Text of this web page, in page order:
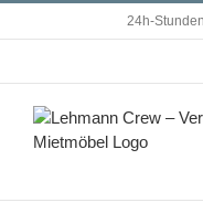
Inhalt
24h-